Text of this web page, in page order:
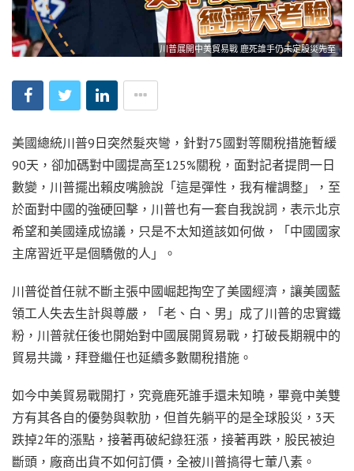
川普展開中美貿易戰 鹿死誰手仍未定股災先至
美國總統川普9日突然髮夾彎，針對75國對等關稅措施暫緩
90天，卻加碼對中國提高至125%關稅，面對記者提問一日
數變，川普擺出賴皮嘴臉說「這是彈性，我有權調整」，至
於面對中國的強硬回擊，川普也有一套自我說詞，表示北京
希望和美國達成協議，只是不太知道該如何做，「中國國家
主席習近平是個驕傲的人」。
川普從首任就不斷主張中國崛起掏空了美國經濟，讓美國藍
領工人失去生計與尊嚴，「老、白、男」成了川普的忠實鐵
粉，川普就任後也開始對中國展開貿易戰，打破長期親中的
貿易共識，拜登繼任也延續多數關稅措施。
如今中美貿易戰開打，究竟鹿死誰手還未知曉，畢竟中美雙
方有其各自的優勢與軟肋，但首先躺平的是全球股災，3天
跌掉2年的漲點，接著再破紀錄狂漲，接著再跌，股民被迫
斷頭，廠商出貨不如何訂價，全被川普搞得七葷八素。